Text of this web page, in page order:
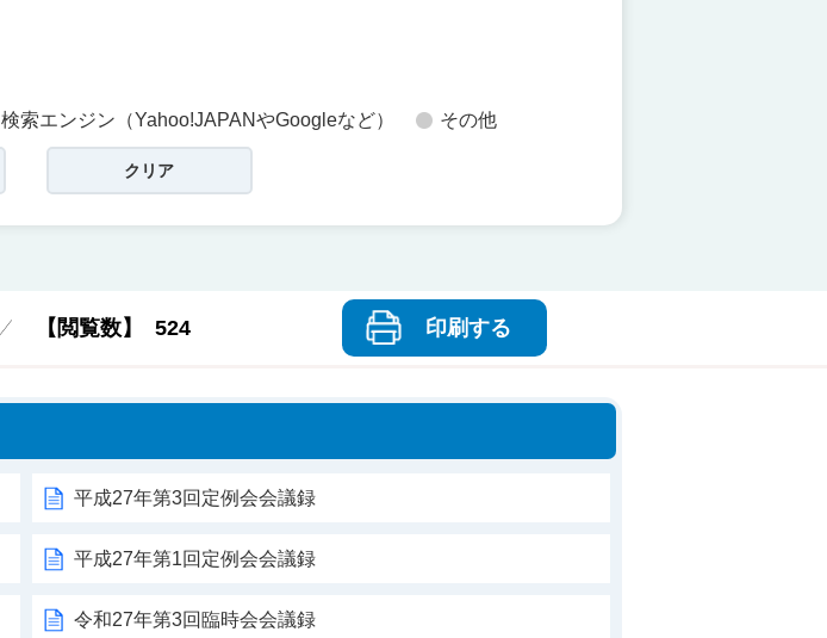
検索エンジン（Yahoo!JAPANやGoogleなど） その他
【閲覧数】 524 印刷する
平成27年第3回定例会会議録
平成27年第1回定例会会議録
令和27年第3回臨時会会議録